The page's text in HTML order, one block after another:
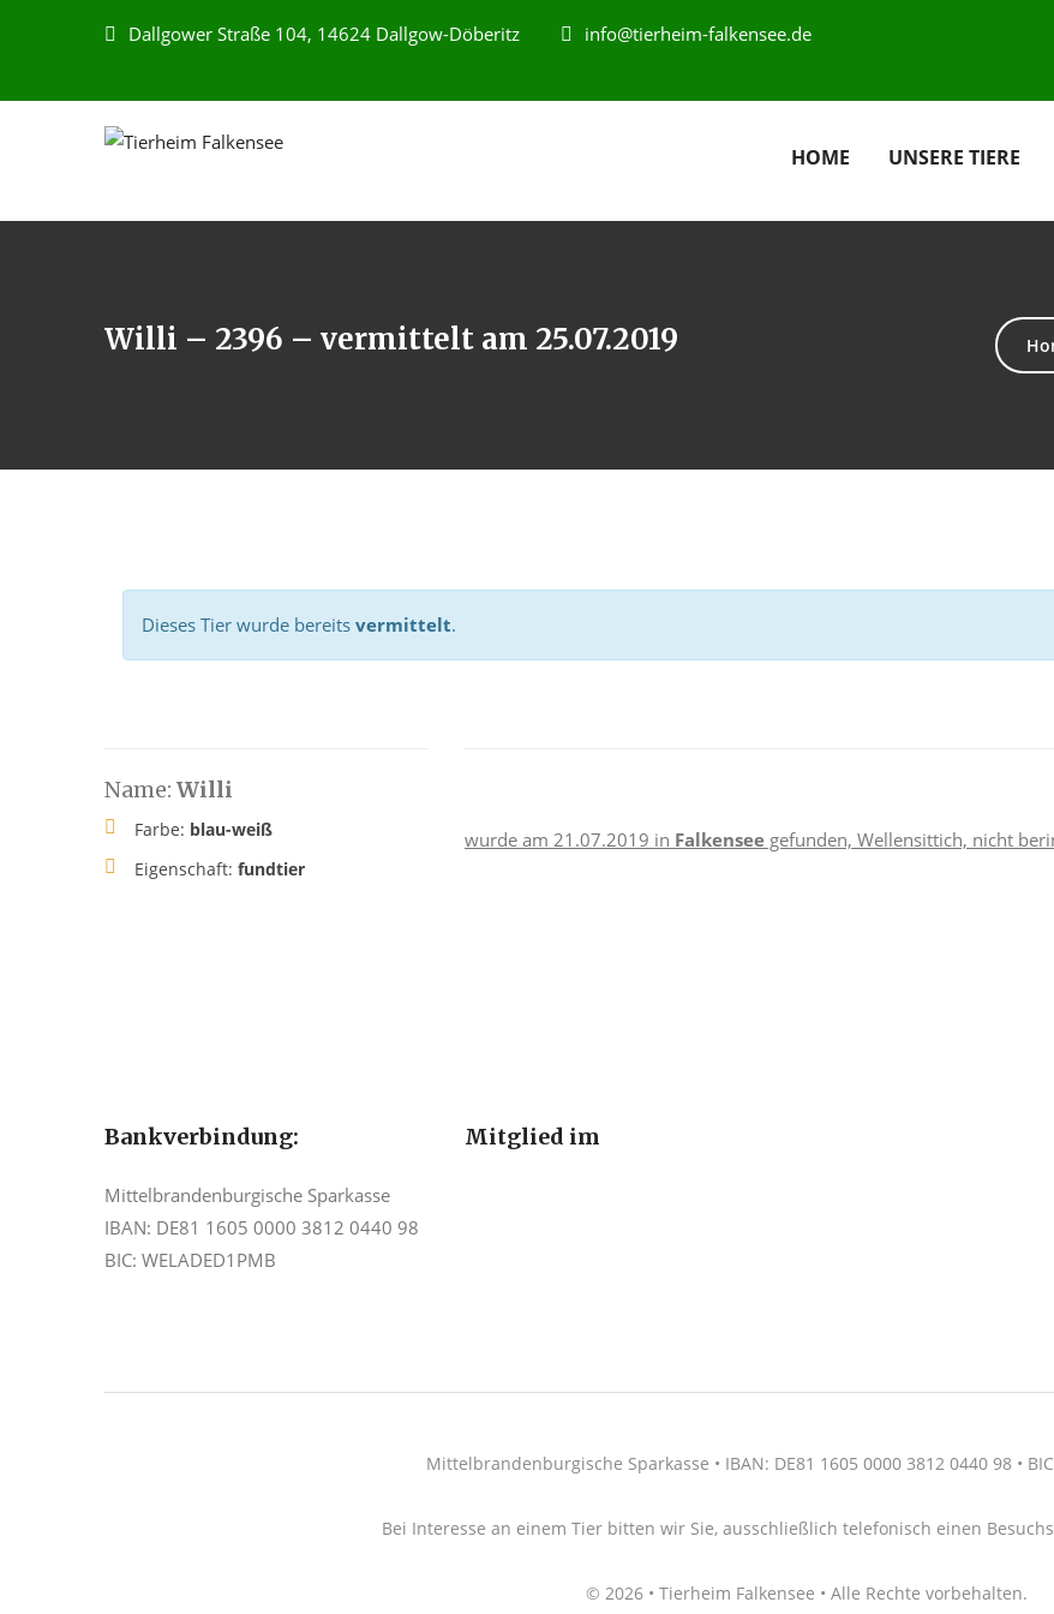
Dallgower Straße 104, 14624 Dallgow-Döberitz info@tierheim-falkensee.de
HOME UNSERE TIERE
Willi – 2396 – vermittelt am 25.07.2019
Dieses Tier wurde bereits vermittelt.
Name: Willi
Farbe: blau-weiß
Eigenschaft: fundtier
wurde am 21.07.2019 in Falkensee gefunden, Wellensittich, nicht
Bankverbindung:
Mittelbrandenburgische Sparkasse
IBAN: DE81 1605 0000 3812 0440 98
BIC: WELADED1PMB
Mitglied im
Mittelbrandenburgische Sparkasse • IBAN: DE81 1605 0000 3812 0440 98 •
Bei Interesse an einem Tier bitten wir Sie, ausschließlich telefonisch einen
© 2026 • Tierheim Falkensee • Alle Rechte vorbehalten.